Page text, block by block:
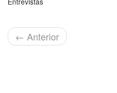
← Anterior